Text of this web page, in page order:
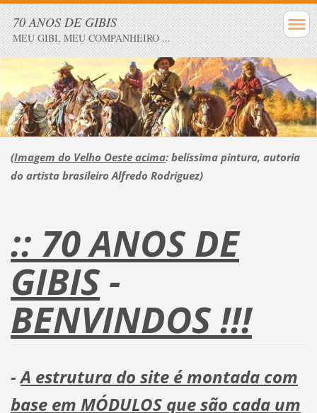
70 ANOS DE GIBIS
MEU GIBI, MEU COMPANHEIRO ...
(Imagem do Velho Oeste acima: belíssima pintura, autoria
do artista brasileiro Alfredo Rodriguez)
:: 70 ANOS DE
GIBIS-
BENVINDOS !!!
-A estrutura do site é montada com
base em MÓDULOS que são cada um